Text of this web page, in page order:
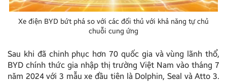
Xe điện BYD bứt phá so với các đối thủ với khả năng tự chủ
chuỗi cung ứng
Sau khi đã chinh phục hơn 70 quốc gia và vùng lãnh thổ,
BYD chính thức gia nhập thị trường Việt Nam vào tháng 7
năm 2024 với 3 mẫu xe đầu tiên là Dolphin, Seal và Atto 3.